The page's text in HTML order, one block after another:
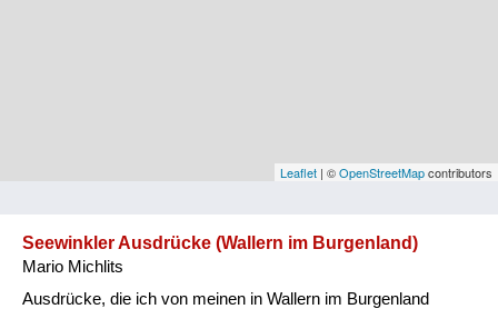
VorarlbergLeaflet | ©OpenStreetMapcontributors
Seewinkler Ausdrücke (Wallern im Burgenland)
Mario Michlits
Ausdrücke, die ich von meinen in Wallern im Burgenland